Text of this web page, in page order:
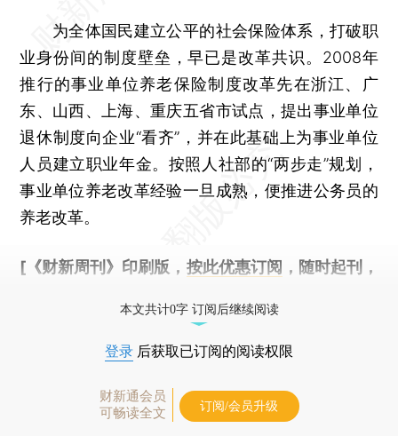
为全体国民建立公平的社会保险体系，打破职
业身份间的制度壁垒，早已是改革共识。2008年
推行的事业单位养老保险制度改革先在浙江、广
东、山西、上海、重庆五省市试点，提出事业单位
退休制度向企业“看齐”，并在此基础上为事业单位
人员建立职业年金。按照人社部的“两步走”规划，
事业单位养老改革经验一旦成熟，便推进公务员的
养老改革。
[《财新周刊》印刷版， 按此优惠订阅 ，随时起刊，
本文共计0字 订阅后继续阅读
登录 后获取已订阅的阅读权限
财新通会员
可畅读全文
订阅/会员升级